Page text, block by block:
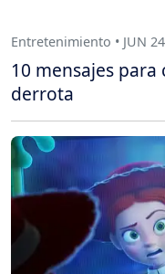
Entretenimiento • JUN
10 mensajes
derrota